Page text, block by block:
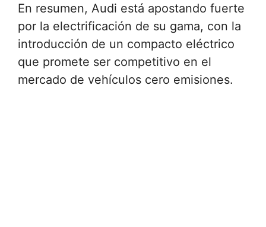
En resumen, Audi está apostando fuerte
por la electrificación de su gama, con la
introducción de un compacto eléctrico
que promete ser competitivo en el
mercado de vehículos cero emisiones.